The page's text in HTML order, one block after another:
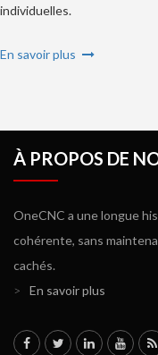
individuelles.
En savoir plus
À PROPOS DE
OneCNC a une longue
cohérente, sans
cachés.
>
En savoir plus